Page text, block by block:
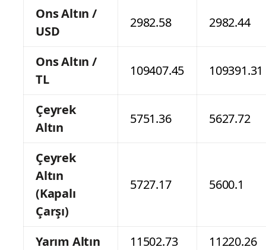
Ons Altın /
USD
2982.58 2982.44
Ons Altın /
TL
109407.45 109391.31
Çeyrek
Altın
5751.36 5627.72
Çeyrek
Altın
(Kapalı
Çarşı)
5727.17 5600.1
Yarım Altın 11502.73
11220.26